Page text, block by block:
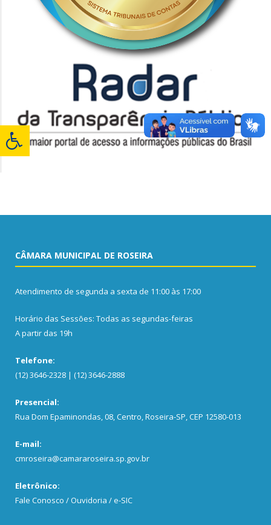
CÂMARA MUNICIPAL DE ROSEIRA
Atendimento de segunda a sexta de 11:00 às 17:00
Horário das Sessões: Todas as segundas-feiras
A partir das 19h
Telefone:
(12) 3646-2328 | (12) 3646-2888
Presencial:
Rua Dom Epaminondas, 08, Centro, Roseira-SP, CEP 12580-013
E-mail:
cmroseira@camararoseira.sp.gov.br
Eletrônico:
Fale Conosco / Ouvidoria / e-SIC